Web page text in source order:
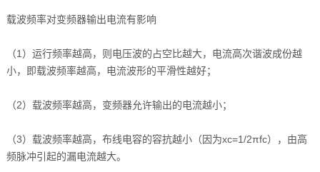
载波频率对变频器输出电流有影响
（1）运行频率越高，则电压波的占空比越大，电流高次谐波成份越
小，即载波频率越高，电流波形的平滑性越好；
（2）载波频率越高，变频器允许输出的电流越小；
（3）载波频率越高，布线电容的容抗越小（因为xc=1/2πfc），由高
频脉冲引起的漏电流越大。